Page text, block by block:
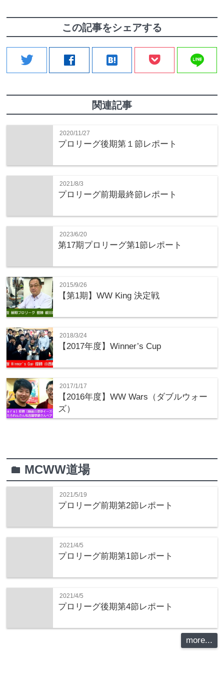
この記事をシェアする
twitter facebook hatenabookmark line
関連記事
2020/11/27
プロリーグ後期第１節レポート
2021/8/3
プロリーグ前期最終節レポート
2023/6/20
第17期プロリーグ第1節レポート
2015/9/26
【第1期】WW King 決定戦
2018/3/24
【2017年度】Winner’s Cup
2017/1/17
【2016年度】WW Wars（ダブルウォー
ズ）
folder MCWW道場
2021/5/19
プロリーグ前期第2節レポート
2021/4/5
プロリーグ前期第1節レポート
2021/4/5
プロリーグ後期第4節レポート
more...